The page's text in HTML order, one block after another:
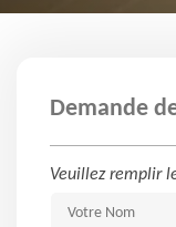
Demande
Veuillez remplir